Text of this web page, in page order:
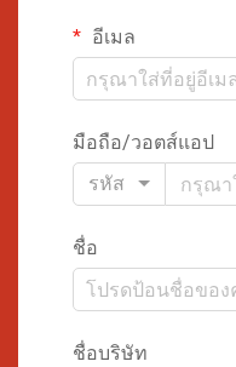
อีเมล
มือถือ/วอตส์แอป
รหัส
ชื่อ
ชื่อบริษัท